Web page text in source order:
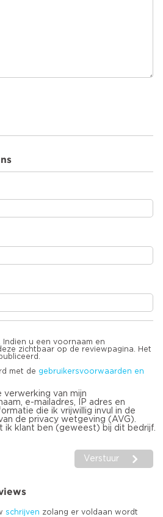
Indien u een voornaam en
zichtbaar op de reviewpagina. Het
met de gebruikersvoorwaarden en
verwerking van mijn
e-mailadres, IP adres en
die ik vrijwillig invul in de
de privacy wetgeving (AVG).
ik klant ben (geweest) bij dit bedrijf.
Verstuur
schrijven zolang er voldaan wordt